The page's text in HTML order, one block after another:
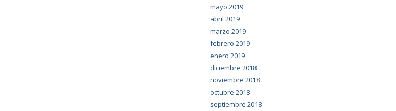
mayo 2019
abril 2019
marzo 2019
febrero 2019
enero 2019
diciembre 2018
noviembre 2018
octubre 2018
septiembre 2018